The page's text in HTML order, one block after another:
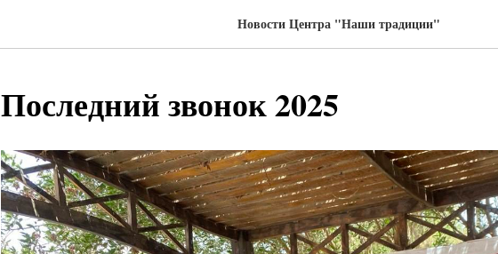
Новости Центра "Наши традиции"
Последний звонок 2025